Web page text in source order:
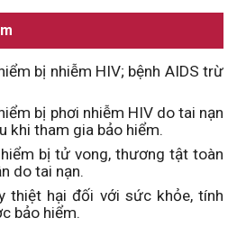
bị nhiễm HIV; bệnh AIDS trừ
bị phơi nhiễm HIV do tai nạn
khi tham gia bảo hiểm.
bị tử vong, thương tật toàn
do tai nạn.
thiệt hại đối với sức khỏe, tính
bảo hiểm.